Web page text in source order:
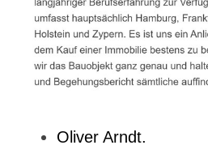
Oliver Arndt.